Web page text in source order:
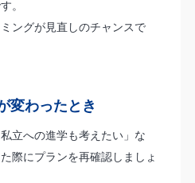
。
ングが見直しのチャンスで
変わったとき
立への進学も考えたい」な
際にプランを再確認しましょ